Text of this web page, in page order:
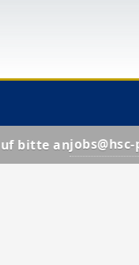
jobs@hsc-